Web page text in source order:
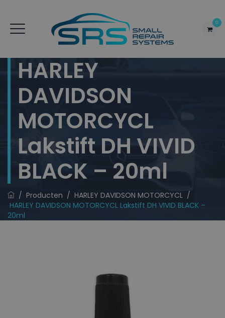
0
HARLEY
DAVIDSON
MOTORCYCL
Lakstift DH VIVID
BLACK – 20ml
/ Producten / HARLEY DAVIDSON MOTORCYCL /
HARLEY DAVIDSON MOTORCYCL Lakstift DH VIVID BLACK –
20ml